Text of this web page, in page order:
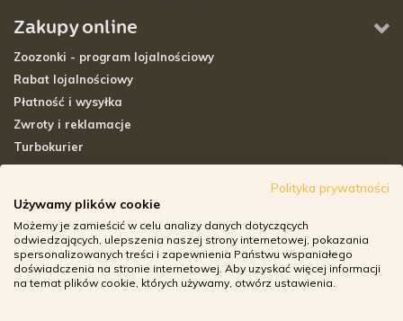
Zakupy online
Zoozonki - program lojalnościowy
Rabat lojalnościowy
Płatność i wysyłka
Zwroty i reklamacje
Turbokurier
Adresy sklepów stacjonarnych
Godziny otwarcia sklepów
Aplikacja zoozone.pl
Zwroty i reklamacje
Polityka prywatności
Używamy plików cookie
Możemy je zamieścić w celu analizy danych dotyczących
odwiedzających, ulepszenia naszej strony internetowej, pokazania
spersonalizowanych treści i zapewnienia Państwu wspaniałego
doświadczenia na stronie internetowej. Aby uzyskać więcej informacji
na temat plików cookie, których używamy, otwórz ustawienia.